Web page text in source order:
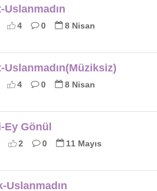
Uslanmadın
4 0
8 Nisan
Uslanmadın(Müziksiz)
4 0
8 Nisan
Ey Gönül
2 0
11 Mayıs
Uslanmadın